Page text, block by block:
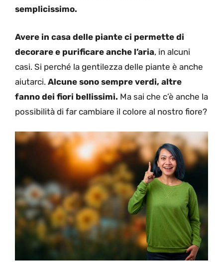
semplicissimo.
Avere in casa delle piante ci permette di
decorare e purificare anche l’aria, in alcuni
casi. Si perché la gentilezza delle piante è anche
aiutarci. Alcune sono sempre verdi, altre
fanno dei fiori bellissimi. Ma sai che c’è anche la
possibilità di far cambiare il colore al nostro fiore?